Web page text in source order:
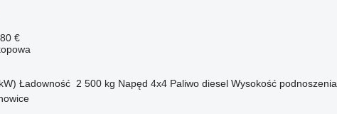
€
Ładowność 2 500 kg Napęd 4x4 Paliwo diesel Wysokość podnoszenia